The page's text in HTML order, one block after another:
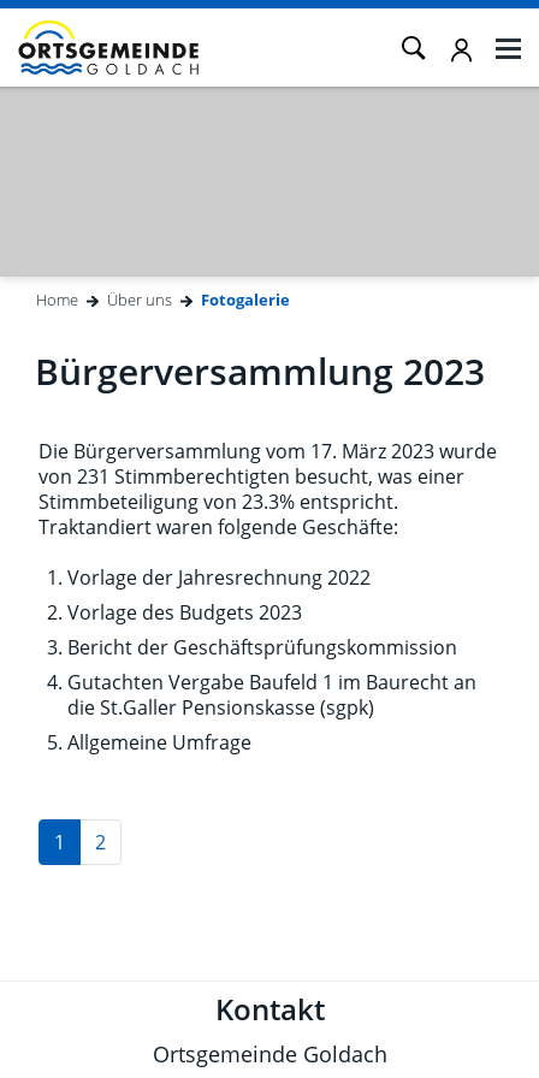
Kopfzeile
Home Über uns Fotogalerie
Inhalt
Bürgerversammlung 2023
Die Bürgerversammlung vom 17. März 2023 wurde
von 231 Stimmberechtigten besucht, was einer
Stimmbeteiligung von 23.3% entspricht.
Traktandiert waren folgende Geschäfte:
Vorlage der Jahresrechnung 2022
Vorlage des Budgets 2023
Bericht der Geschäftsprüfungskommission
Gutachten Vergabe Baufeld 1 im Baurecht an
die St.Galler Pensionskasse (sgpk)
Allgemeine Umfrage
1 2
FusszeileKontakt
Ortsgemeinde Goldach